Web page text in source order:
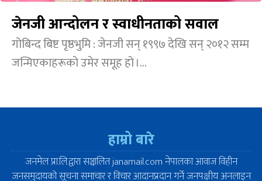
जेनजी आन्दोलन र स्वाधीनताको सवाल
गोबिन्द बिष्ट पृष्ठभुमि : जेनजी सन् १९९७ देखि सन् २०१२ सम्म
जन्मिएकाहरूको उमेर समूह हो ।...
हाम्रो बारे
जनमेल प्रा.लि.द्वारा सञ्चालित janamail.com नेपालका आवाज विहीन
जनसमुदायको सूचना समाचार र विचार आदानप्रदान गर्ने जनपक्षीय अनलाइन